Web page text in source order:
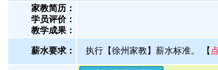
家教简历：
学员评价：
教学成果：
薪水要求： 执行【徐州家教】薪水标准。 【